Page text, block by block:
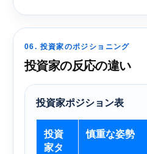
06. 投資家のポジショニング
投資家の反応の違い
投資家ポジション表
投資
家タ
慎重な姿勢